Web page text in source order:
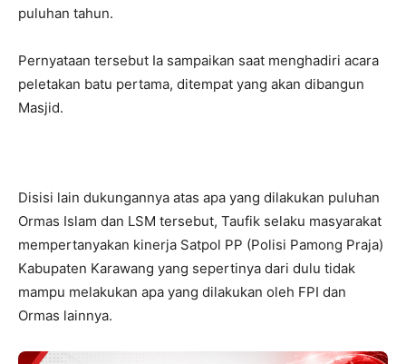
puluhan tahun.
Pernyataan tersebut Ia sampaikan saat menghadiri acara
peletakan batu pertama, ditempat yang akan dibangun
Masjid.
Disisi lain dukungannya atas apa yang dilakukan puluhan
Ormas Islam dan LSM tersebut, Taufik selaku masyarakat
mempertanyakan kinerja Satpol PP (Polisi Pamong Praja)
Kabupaten Karawang yang sepertinya dari dulu tidak
mampu melakukan apa yang dilakukan oleh FPI dan
Ormas lainnya.